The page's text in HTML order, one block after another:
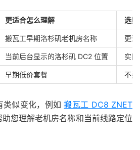
更适合怎么理解 选
搬瓦工早期洛杉矶老机房名称 更
当前后台显示的洛杉矶 DC2 位置 实
早期低价套餐 不
类似变化，例如搬瓦工 DC8 ZNET
助您理解老机房名称和当前线路定位